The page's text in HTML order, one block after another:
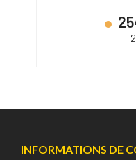
INFORMATIONS DE